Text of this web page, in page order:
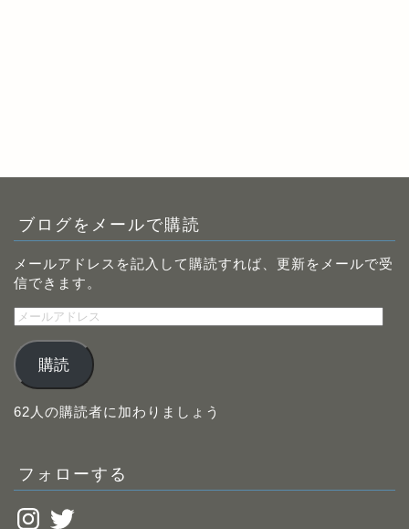
ブログをメールで購読
メールアドレスを記入して購読すれば、更新をメールで受
信できます。
メ
ル
ア
ド
レ
購読
62人の購読者に加わりましょう
フォローする
Instagram
Twitter